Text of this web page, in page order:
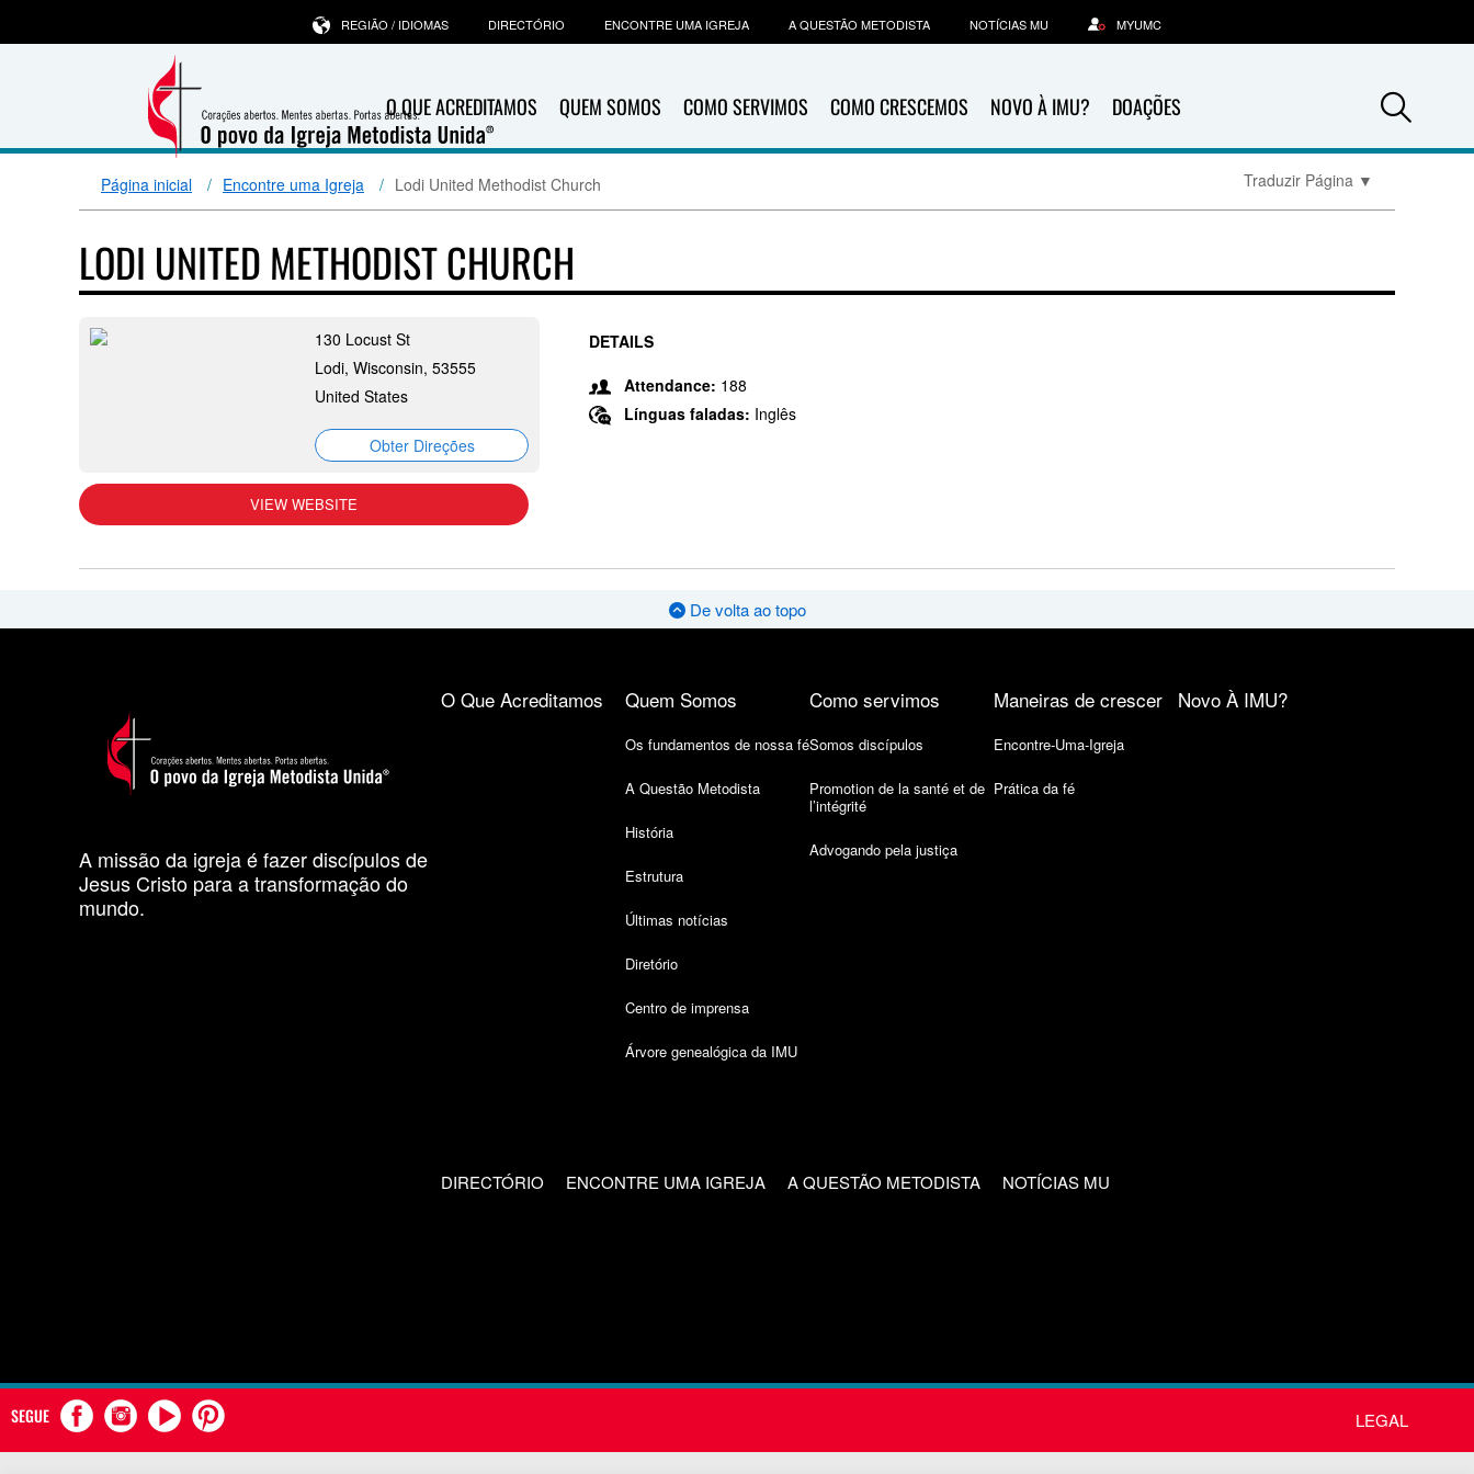
O QUE ACREDITAMOS QUEM SOMOS COMO SERVIMOS COMO CRESCEMOS NOVO À IMU? DOAÇÕES
REGIÃO / IDIOMAS DIRECTÓRIO ENCONTRE UMA IGREJA A QUESTÃO METODISTA NOTÍCIAS MU MYUMC
Página inicial Encontre uma Igreja Lodi United Methodist Church Traduzir Página ▼
LODI UNITED METHODIST CHURCH
130 Locust St
Lodi, Wisconsin, 53555
United States
Obter Direções
VIEW WEBSITE
DETAILS
Attendance: 188
Línguas faladas: Inglês
De volta ao topo
A missão da igreja é fazer discípulos de
Jesus Cristo para a transformação do
mundo.
O Que Acreditamos Quem Somos
Os fundamentos de nossa fé
A Questão Metodista
História
Estrutura
Últimas notícias
Diretório
Centro de imprensa
Árvore genealógica da IMU
Como servimos
Somos discípulos
Promotion de la santé et de
l’intégrité
Advogando pela justiça
Maneiras de crescer
Encontre-Uma-Igreja
Prática da fé
Novo À IMU?
DIRECTÓRIO ENCONTRE UMA IGREJA A QUESTÃO METODISTA NOTÍCIAS MU
SEGUE LEGAL